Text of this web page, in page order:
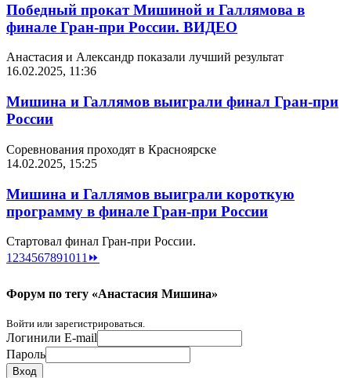
Победный прокат Мишиной и Галлямова в
финале Гран-при России. ВИДЕО
Анастасия и Александр показали лучший результат
16.02.2025, 11:36
Мишина и Галлямов выиграли финал Гран-при
России
Соревнования проходят в Красноярске
14.02.2025, 15:25
Мишина и Галлямов выиграли короткую
программу в финале Гран-при России
Стартовал финал Гран-при России.
1 234567891011 ⏩
Форум по тегу «Анастасия Мишина»
Войти или зарегистрироваться.
Логинили E-mail
Пароль